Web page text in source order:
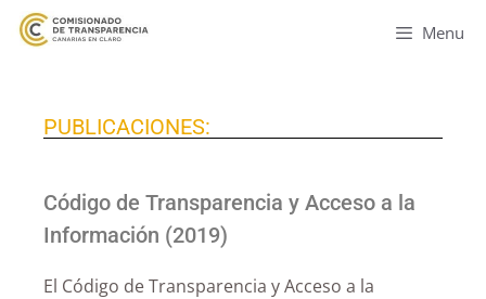
Menu
PUBLICACIONES:
Código de Transparencia y Acceso a la
Información (2019)
El Código de Transparencia y Acceso a la